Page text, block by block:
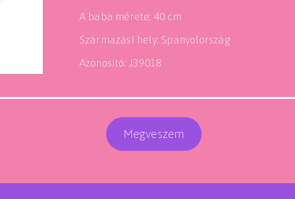
A baba mérete: 40 cm
Származási hely: Spanyolország
Azonosító: J39018
Megveszem